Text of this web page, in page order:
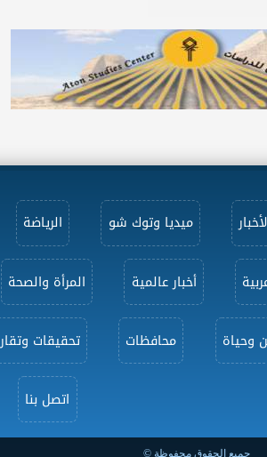
ميديا وتوك شو الرياضة
أخبار عالمية المرأة والصحة
وحياة محافظات تحقيقات
اتصل بنا
جميع الحقوق محفوظة ©